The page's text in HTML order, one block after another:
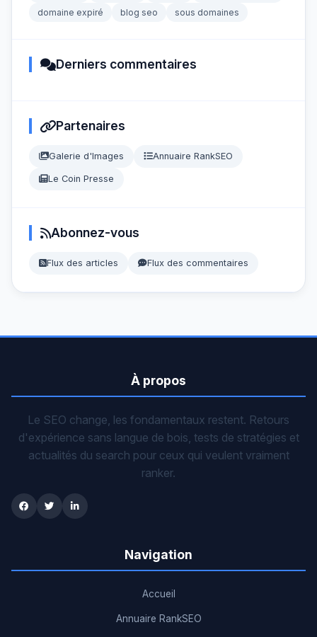
domaine expiré
blog seo sous domaines
Derniers commentaires
Partenaires
Galerie d'Images Annuaire RankSEO
Le Coin Presse
Abonnez-vous
Flux des articles Flux des commentaires
À propos
Le SEO change, les fondamentaux restent. Retours
d'expérience sans langue de bois, tests de stratégies et
actualités du search pour ceux qui veulent vraiment
ranker.
Navigation
Accueil
Annuaire RankSEO